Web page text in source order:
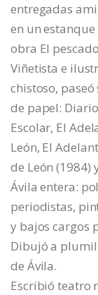
entregadas
en un
obra El
Viñetista e
chistoso,
de papel:
Escolar, El
León, El
de León (1984)
Ávila entera:
periodistas,
y bajos cargos
Dibujó a
de Ávila.
Escribió teatro